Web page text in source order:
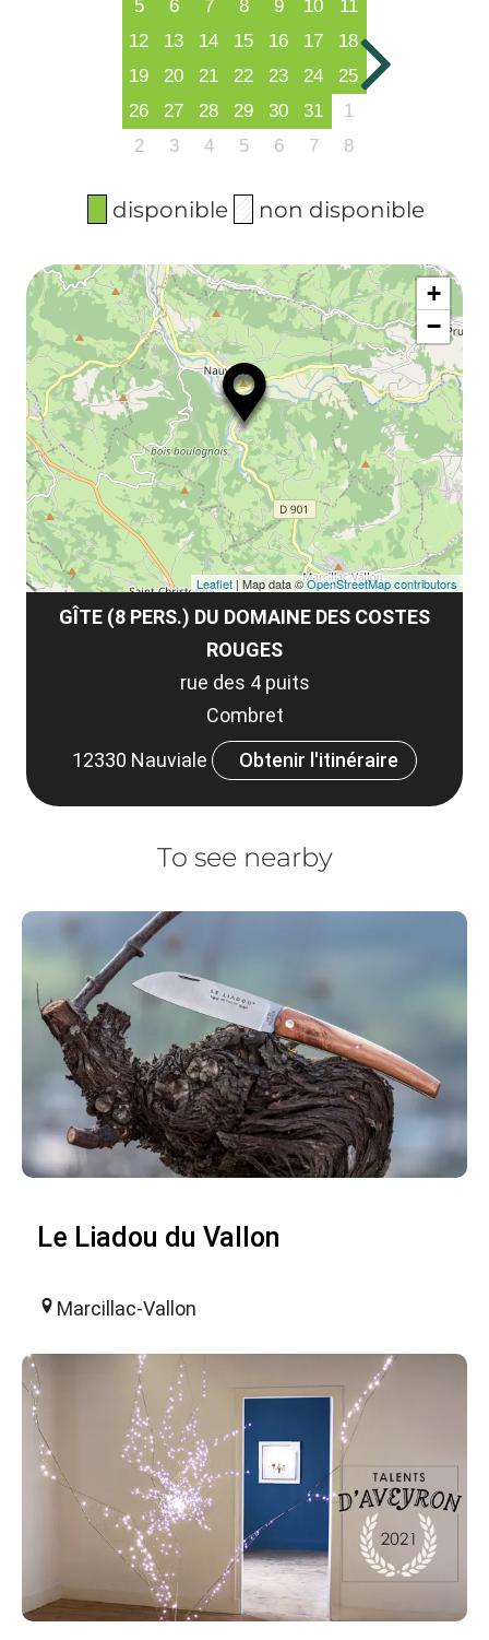
5 6 7 8 9 10
11
12
13 14 15 16 17
18
19
20 21 22 23 24
25
26
27 28 29 30 31
1
2
3 4 5 6 7 8
disponible non disponible
GÎTE (8 PERS.) DU DOMAINE DES COSTES
ROUGES
rue des 4 puits
Combret
12330 Nauviale
Obtenir l'itinéraire
+
−
Leaflet | Map data ©OpenStreetMap contributors
To see nearby
Le Liadou du Vallon
Marcillac-Vallon